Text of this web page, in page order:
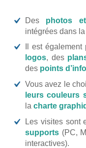
Des photos
intégrées dans
Il est
logos, des
des points
Vous avez le
leurs couleurs
lacharte
Les visites sont
supports (PC,
interactives).